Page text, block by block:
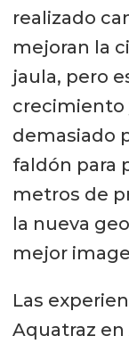
realizado
mejoran la
jaula, pero
crecimiento
demasiado
faldón para
metros de
la nueva
mejor
Las
Aquatraz